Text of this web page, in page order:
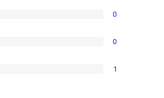
0
0
1